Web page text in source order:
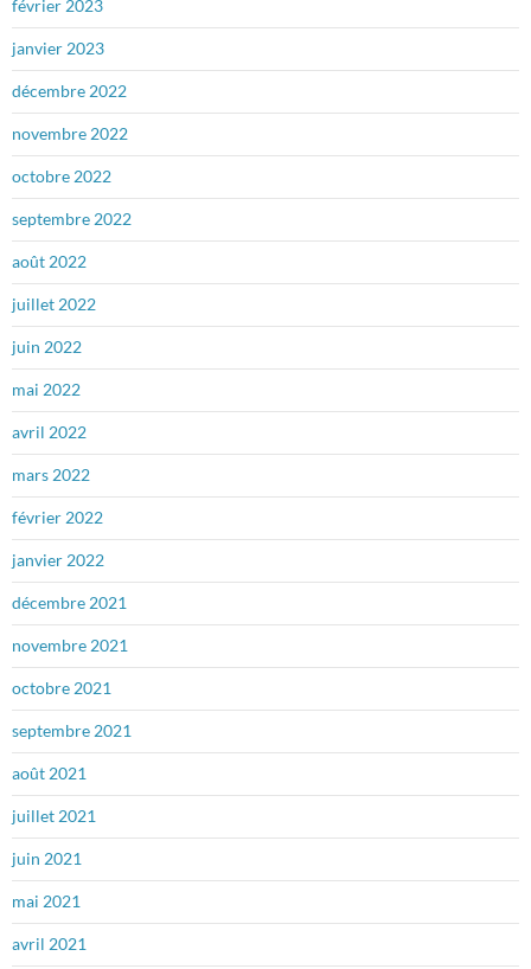
février 2023
janvier 2023
décembre 2022
novembre 2022
octobre 2022
septembre 2022
août 2022
juillet 2022
juin 2022
mai 2022
avril 2022
mars 2022
février 2022
janvier 2022
décembre 2021
novembre 2021
octobre 2021
septembre 2021
août 2021
juillet 2021
juin 2021
mai 2021
avril 2021